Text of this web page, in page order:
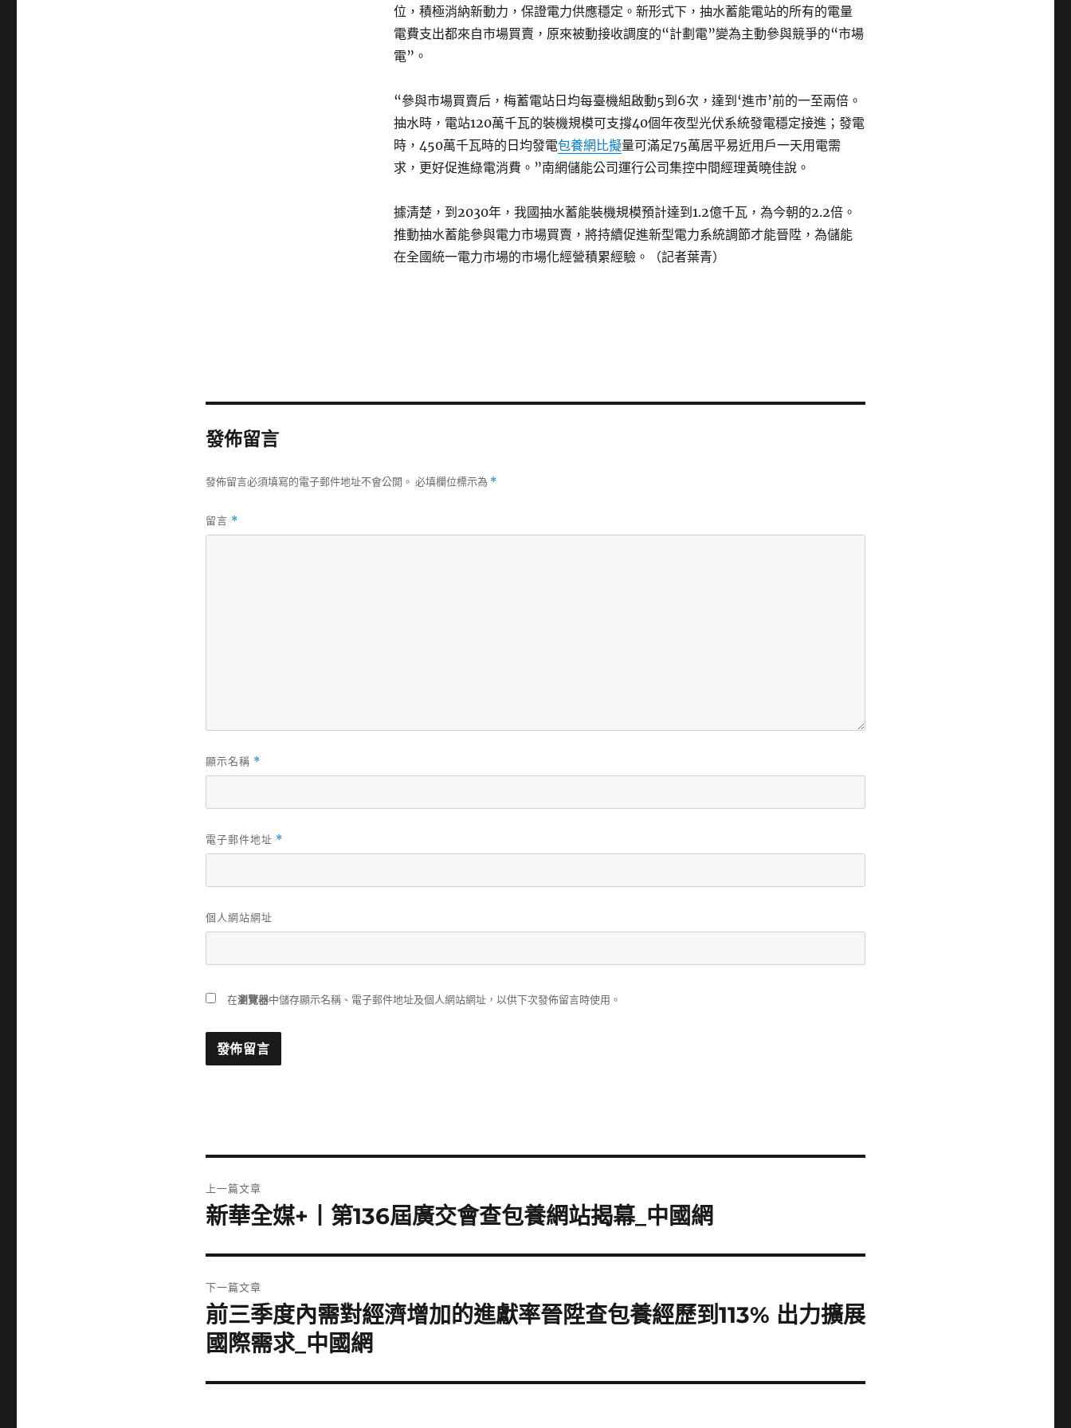
位，積極消納新動力，保證電力供應穩定。新形式下，抽水蓄能電站的所有的電量
電費支出都來自市場買賣，原來被動接收調度的“計劃電”變為主動參與競爭的“市場
電”。
“參與市場買賣后，梅蓄電站日均每臺機組啟動5到6次，達到‘進市’前的一至兩倍。
抽水時，電站120萬千瓦的裝機規模可支撐40個年夜型光伏系統發電穩定接進；發電
時，450萬千瓦時的日均發電包養網比擬量可滿足75萬居平易近用戶一天用電需
求，更好促進綠電消費。”南網儲能公司運行公司集控中間經理黃曉佳說。
據清楚，到2030年，我國抽水蓄能裝機規模預計達到1.2億千瓦，為今朝的2.2倍。
推動抽水蓄能參與電力市場買賣，將持續促進新型電力系統調節才能晉陞，為儲能
在全國統一電力市場的市場化經營積累經驗。（記者葉青）
發佈留言
發佈留言必須填寫的電子郵件地址不會公開。 必填欄位標示為 *
留言 *
顯示名稱 *
電子郵件地址 *
個人網站網址
在瀏覽器中儲存顯示名稱、電子郵件地址及個人網站網址，以供下次發佈留言時使用。
章
上一篇文章
上
篇
文
章:
新華全媒+丨第136屆廣交會查包養網站揭幕_中國網
下一篇文章
下
一
篇
文
前三季度內需對經濟增加的進獻率晉陞查包養經歷到113% 出力擴展
國際需求_中國網